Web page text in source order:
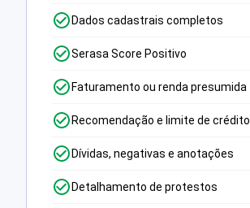
Dados cadastrais completos
Serasa Score Positivo
Faturamento ou renda presumida
Recomendação e limite de crédito
Dívidas, negativas e anotações
Detalhamento de protestos